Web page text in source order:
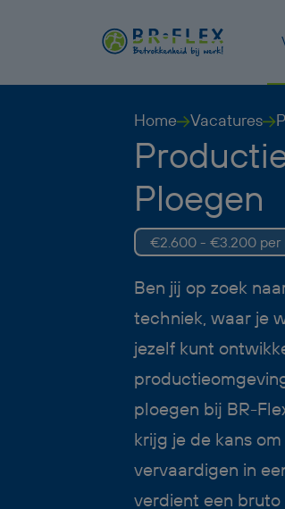
Home Vacatures
Ploegen
€2.600 - €3.200 per
Ben jij op zoek
techniek, waar je
jezelf kunt
ploegen bij BR-
krijg je de kans
vervaardigen in
verdient een